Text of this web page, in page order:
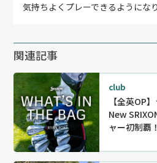
気持ちよくプレーできるようにな
関連記事
club
【全英OP
New
ャー初制覇！